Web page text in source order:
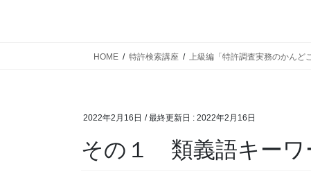
HOME 特許検索講座 上級編「特許調査実務のかんど
2022年2月16日 / 最終更新日 : 2022年2月16日
その１ 類義語キーワ